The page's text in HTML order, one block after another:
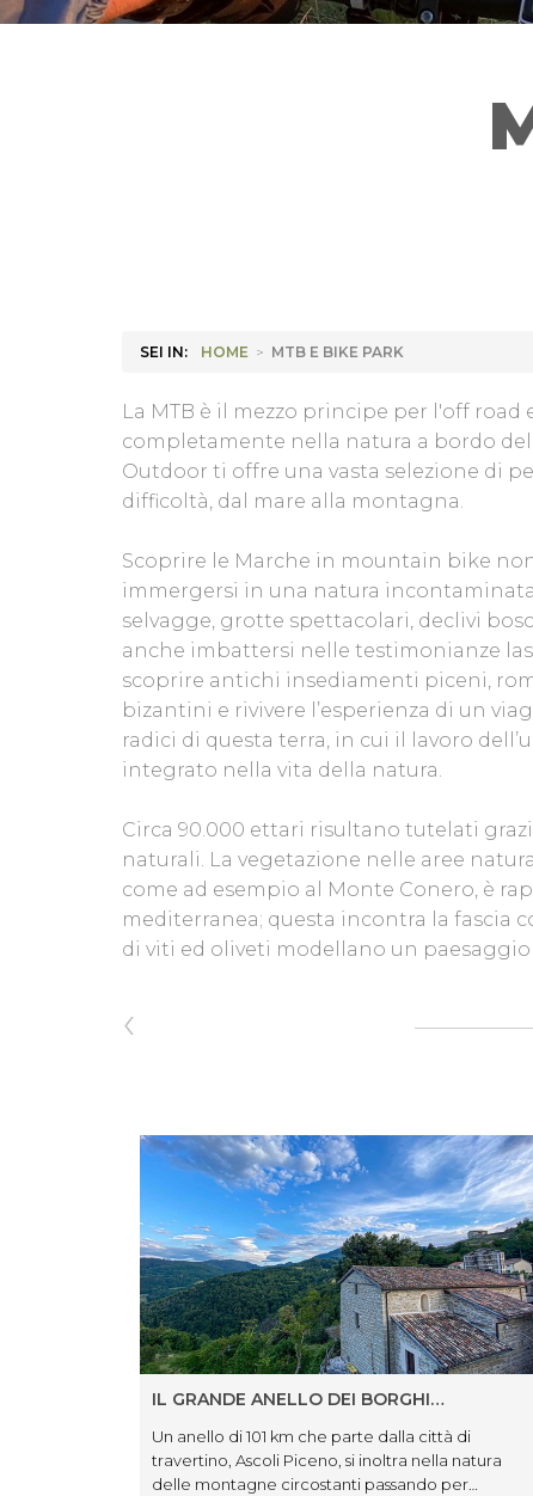
SEI IN: HOME > MTB E BIKE PARK
La MTB è il mezzo principe per l'off road
completamente nella natura a bordo
Outdoor ti offre una vasta selezione di
difficoltà, dal mare alla montagna.
Scoprire le Marche in mountain bike
immergersi in una natura
selvagge, grotte spettacolari, declivi
anche imbattersi nelle testimonianze
scoprire antichi insediamenti piceni,
bizantini e rivivere l’esperienza di un
radici di questa terra, in cui il lavoro
integrato nella vita della natura.
Circa 90.000 ettari risultano tutelati
naturali. La vegetazione nelle aree
come ad esempio al Monte Conero, è
mediterranea; questa incontra la fascia
di viti ed oliveti modellano un
IL GRANDE ANELLO DEI BORGHI
ASCOLANI
Un anello di 101 km che parte dalla città di
travertino, Ascoli Piceno, si inoltra nella natura
delle montagne circostanti passando per
‹